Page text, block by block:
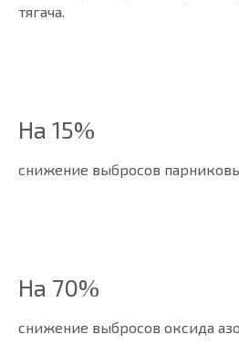
тягача.
На 15%
снижение выбросов
На 70%
снижение выбросов оксида